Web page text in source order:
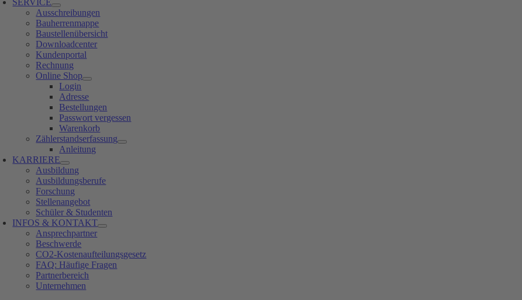
SERVICE
Ausschreibungen
Bauherrenmappe
Baustellenübersicht
Downloadcenter
Kundenportal
Rechnung
Online Shop
Login
Adresse
Bestellungen
Passwort vergessen
Warenkorb
Zählerstandserfassung
Anleitung
KARRIERE
Ausbildung
Ausbildungsberufe
Forschung
Stellenangebot
Schüler & Studenten
INFOS & KONTAKT
Ansprechpartner
Beschwerde
CO2-Kostenaufteilungsgesetz
FAQ: Häufige Fragen
Partnerbereich
Unternehmen